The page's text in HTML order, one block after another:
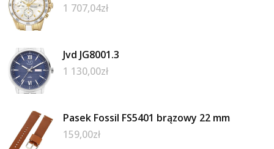
1 707,04zł
Jvd JG8001.3
1 130,00zł
Pasek Fossil FS5401 brązowy 22 mm
159,00zł